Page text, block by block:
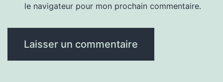
le navigateur pour mon prochain commentaire.